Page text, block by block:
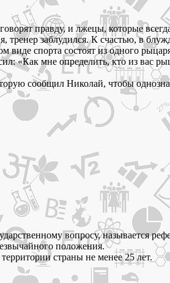
правду, и лжецы, которые
тренер заблудился. К счастью, в
виде спорта состоят из одного
«Как мне определить, кто из вас
сообщил Николай, чтобы
вопросу, называется
положения.
страны не менее 25 лет.